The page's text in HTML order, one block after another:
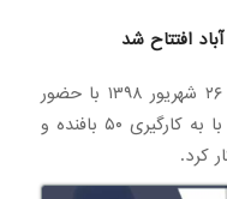
افتتاح شد
این کارگاه با مساحت ۲۰۰۰ متر مربع ۲۶ شهریور ۱۳۹۸ با حضور
مسئولین شرکت سهامی فرش ایران و با به کارگیری ۵۰ بافنده و